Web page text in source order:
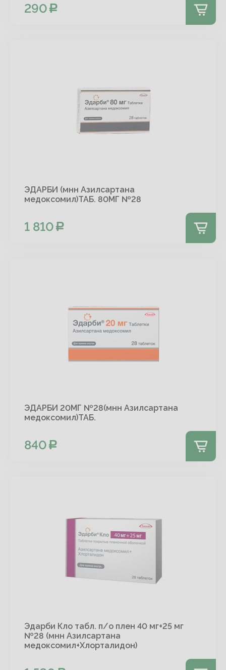
290
ЭДАРБИ (мнн Азилсартана
медоксомил)ТАБ. 80МГ №28
1 810
ЭДАРБИ 20МГ №28(мнн Азилсартана
медоксомил)ТАБ.
840
Эдарби Кло табл. п/о плен 40 мг+25 мг
№28 (мнн Азилсартана
медоксомил+Хлорталидон)